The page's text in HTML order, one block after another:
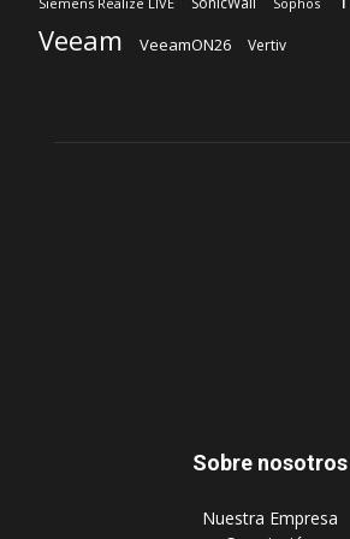
Veeam VeeamON26 Vertiv
Sobre nosotros
‎Nuestra Empresa